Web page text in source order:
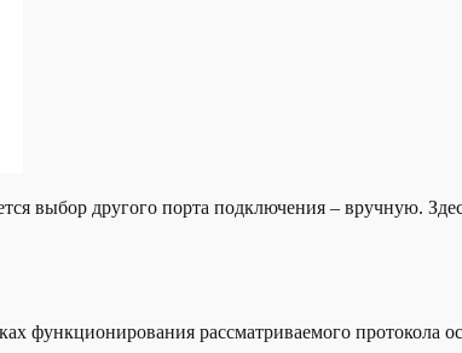
выбор другого порта подключения – вручную.
функционирования рассматриваемого протокола